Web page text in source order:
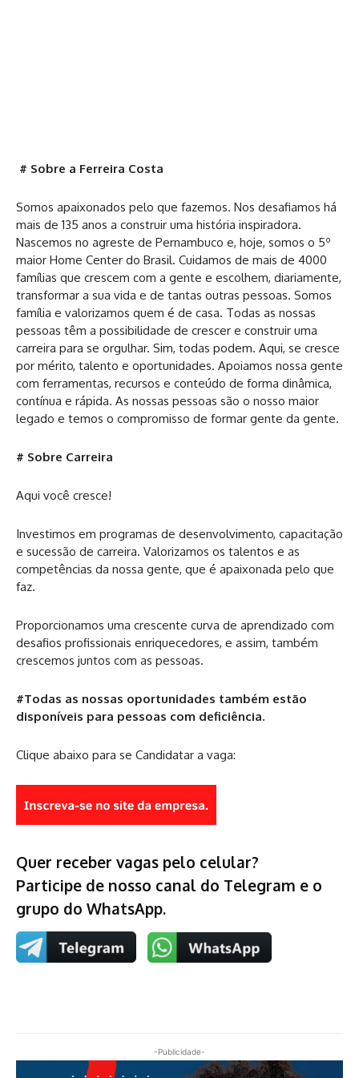
# Sobre a Ferreira Costa
Somos apaixonados pelo que fazemos. Nos desafiamos há
mais de 135 anos a construir uma história inspiradora.
Nascemos no agreste de Pernambuco e, hoje, somos o 5º
maior Home Center do Brasil. Cuidamos de mais de 4000
famílias que crescem com a gente e escolhem, diariamente,
transformar a sua vida e de tantas outras pessoas. Somos
família e valorizamos quem é de casa. Todas as nossas
pessoas têm a possibilidade de crescer e construir uma
carreira para se orgulhar. Sim, todas podem. Aqui, se cresce
por mérito, talento e oportunidades. Apoiamos nossa gente
com ferramentas, recursos e conteúdo de forma dinâmica,
contínua e rápida. As nossas pessoas são o nosso maior
legado e temos o compromisso de formar gente da gente.
# Sobre Carreira
Aqui você cresce!
Investimos em programas de desenvolvimento, capacitação
e sucessão de carreira. Valorizamos os talentos e as
competências da nossa gente, que é apaixonada pelo que
faz.
Proporcionamos uma crescente curva de aprendizado com
desafios profissionais enriquecedores, e assim, também
crescemos juntos com as pessoas.
#Todas as nossas oportunidades também estão
disponíveis para pessoas com deficiência.
Clique abaixo para se Candidatar a vaga:
Quer receber vagas pelo celular?
Participe de nosso canal do Telegram e o
grupo do WhatsApp.
-Publicidade-